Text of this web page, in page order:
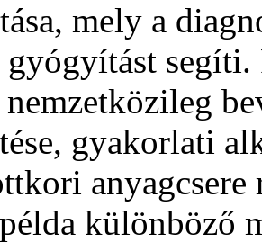
mely a
gyógyítást
gyakorlati
anyagcsere
különböző